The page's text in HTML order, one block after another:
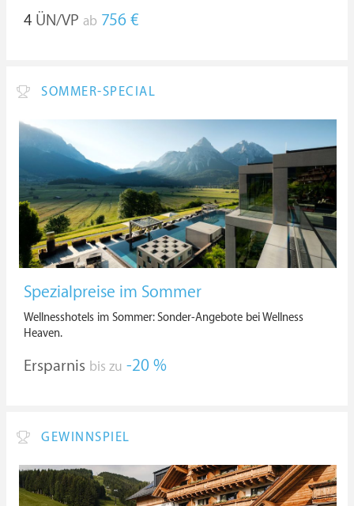
4 ÜN/VP ab 756 €
SOMMER-SPECIAL
Spezialpreise im Sommer
Wellnesshotels im Sommer: Sonder-Angebote bei Wellness
Heaven.
Ersparnis bis zu -20 %
GEWINNSPIEL